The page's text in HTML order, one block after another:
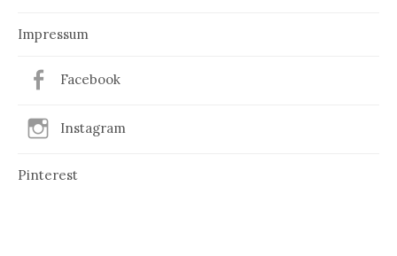
Impressum
Facebook
Instagram
Pinterest